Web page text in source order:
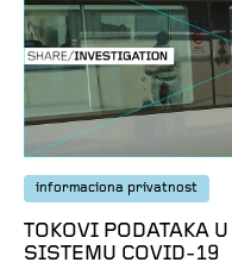
informaciona privatnost
TOKOVI PODATAKA
SISTEMU COVID-19